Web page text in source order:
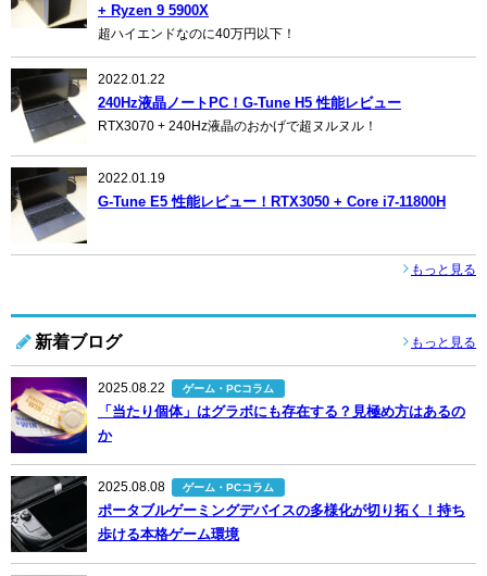
+ Ryzen 9 5900X
超ハイエンドなのに40万円以下！
2022.01.22
240Hz液晶ノートPC！G-Tune H5 性能レビュー
RTX3070 + 240Hz液晶のおかげで超ヌルヌル！
2022.01.19
G-Tune E5 性能レビュー！RTX3050 + Core i7-11800H
もっと見る
新着ブログ もっと見る
2025.08.22 ゲーム・PCコラム
「当たり個体」はグラボにも存在する？見極め方はあるの
か
2025.08.08 ゲーム・PCコラム
ポータブルゲーミングデバイスの多様化が切り拓く！持ち
歩ける本格ゲーム環境